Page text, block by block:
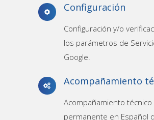
Configuración
Configuración y/o
los parámetros de
Google.
Acompañamiento
Acompañamiento técnico
permanente en Español